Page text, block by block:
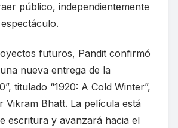
público, independientemente
futuros, Pandit confirmó
nueva entrega de la
titulado “1920: A Cold Winter”,
Vikram Bhatt. La película está
escritura y avanzará hacia el